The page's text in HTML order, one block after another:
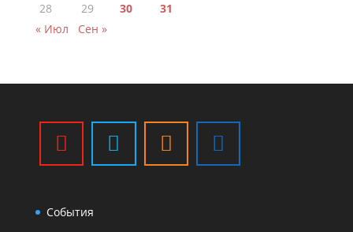
28
29 30
31
« Июл
Сен »
События